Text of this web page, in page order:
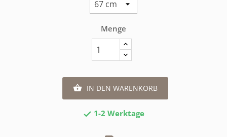
Menge
 IN DEN WARENKORB
 1-2 Werktage